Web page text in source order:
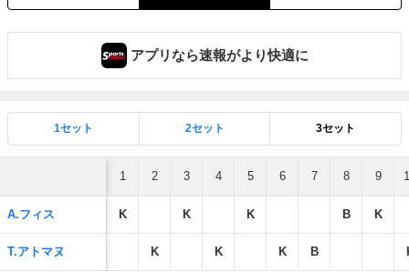
アプリなら速報がより快適に
1セット 2セット 3セット
1 2 3 4 5 6 7 8 9
A.フィス K K K B K
T.アトマヌ K K K B